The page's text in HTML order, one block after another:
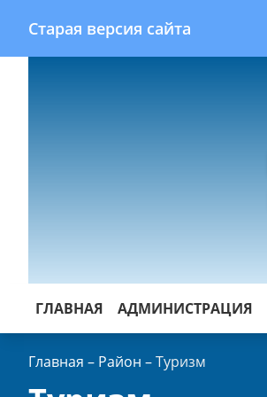
Старая версия сайта
ГЛАВНАЯ АДМИНИСТРАЦИЯ
Главная – Район –Туризм